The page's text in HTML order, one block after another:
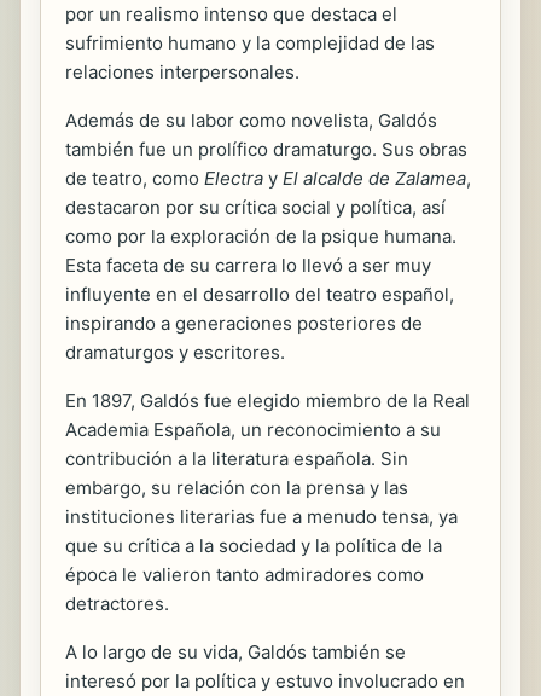
por un realismo intenso que destaca el
sufrimiento humano y la complejidad de las
relaciones interpersonales.
Además de su labor como novelista, Galdós
también fue un prolífico dramaturgo. Sus obras
de teatro, como Electra y El alcalde de Zalamea,
destacaron por su crítica social y política, así
como por la exploración de la psique humana.
Esta faceta de su carrera lo llevó a ser muy
influyente en el desarrollo del teatro español,
inspirando a generaciones posteriores de
dramaturgos y escritores.
En 1897, Galdós fue elegido miembro de la Real
Academia Española, un reconocimiento a su
contribución a la literatura española. Sin
embargo, su relación con la prensa y las
instituciones literarias fue a menudo tensa, ya
que su crítica a la sociedad y la política de la
época le valieron tanto admiradores como
detractores.
A lo largo de su vida, Galdós también se
interesó por la política y estuvo involucrado en